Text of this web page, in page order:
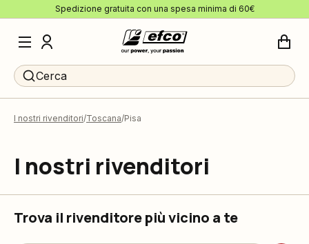
Spedizione gratuita con una spesa minima di 60€
Cerca
I nostri rivenditori Toscana Pisa
I nostri rivenditori
Trova il rivenditore più vicino a te